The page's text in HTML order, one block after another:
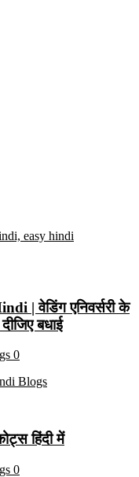
| वेडिंग एनिवर्सरी के
बधाई
0
हिंदी में
0